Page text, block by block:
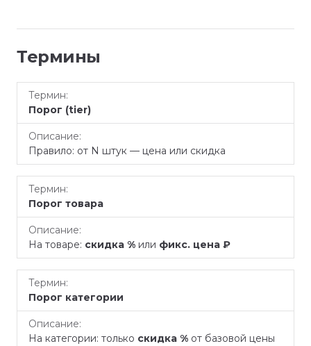
Термины
Термин
Порог (tier)
Правило: от N штук — цена или скидка
Порог товара
На товаре: скидка % или фикс. цена ₽
Порог категории
На категории: только скидка % от базовой цены